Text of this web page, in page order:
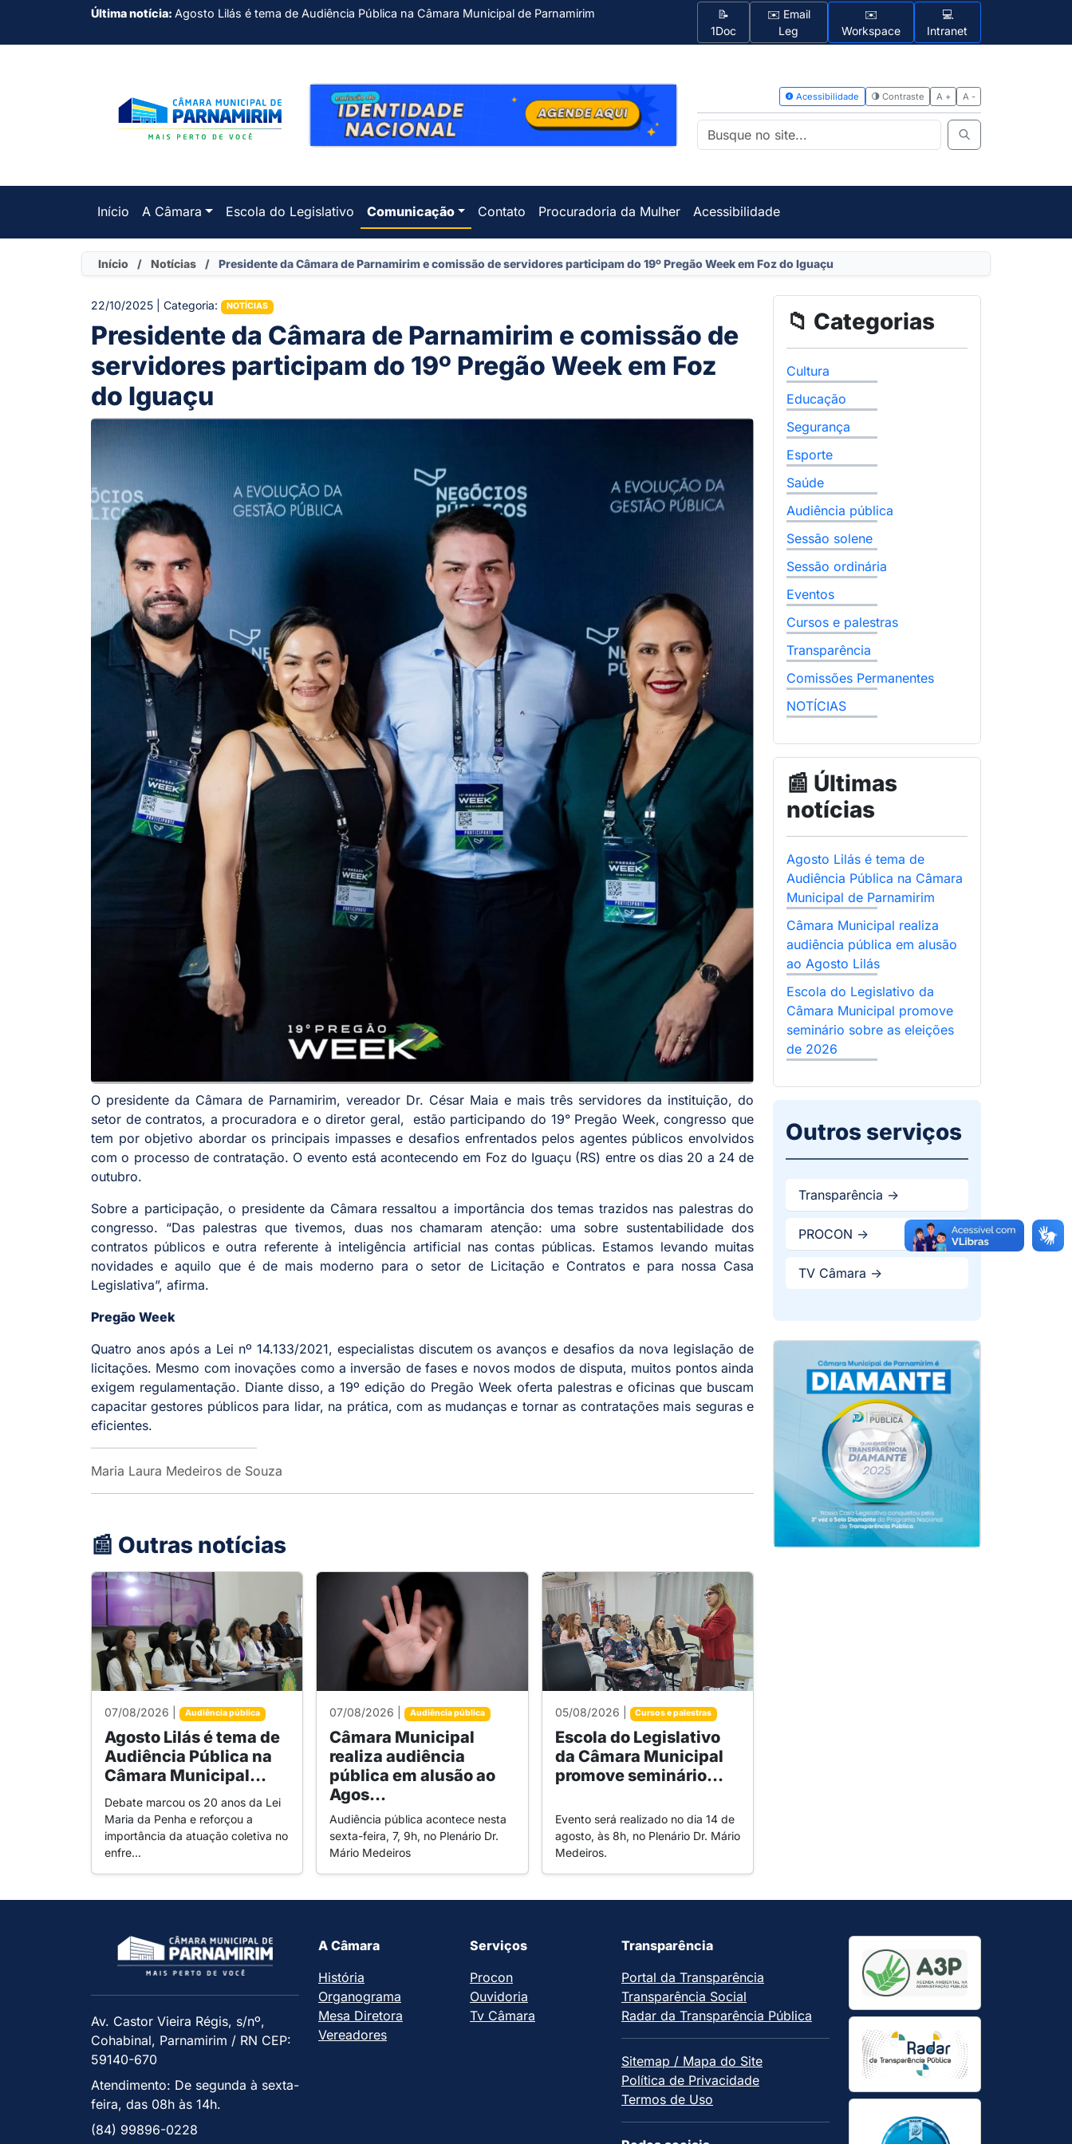
Última notícia: Agosto Lilás é tema de Audiência Pública na Câmara Municipal de Parnamirim
📝
1Doc
✉️ Email
Leg
✉️
Workspace
💻
Intranet
Início A Câmara Escola do Legislativo Comunicação Contato Procuradoria da Mulher Acessibilidade
Início / Notícias / Presidente da Câmara de Parnamirim e comissão de servidores participam do 19º Pregão Week em Foz do Iguaçu
22/10/2025 | Categoria: NOTÍCIAS
Presidente da Câmara de Parnamirim e comissão de
servidores participam do 19º Pregão Week em Foz
do Iguaçu
O presidente da Câmara de Parnamirim, vereador Dr. César Maia e mais três servidores da instituição, do
setor de contratos, a procuradora e o diretor geral, estão participando do 19° Pregão Week, congresso que
tem por objetivo abordar os principais impasses e desafios enfrentados pelos agentes públicos envolvidos
com o processo de contratação. O evento está acontecendo em Foz do Iguaçu (RS) entre os dias 20 a 24 de
outubro.
Sobre a participação, o presidente da Câmara ressaltou a importância dos temas trazidos nas palestras do
congresso. “Das palestras que tivemos, duas nos chamaram atenção: uma sobre sustentabilidade dos
contratos públicos e outra referente à inteligência artificial nas contas públicas. Estamos levando muitas
novidades e aquilo que é de mais moderno para o setor de Licitação e Contratos e para nossa Casa
Legislativa”, afirma.
Pregão Week
Quatro anos após a Lei nº 14.133/2021, especialistas discutem os avanços e desafios da nova legislação de
licitações. Mesmo com inovações como a inversão de fases e novos modos de disputa, muitos pontos ainda
exigem regulamentação. Diante disso, a 19º edição do Pregão Week oferta palestras e oficinas que buscam
capacitar gestores públicos para lidar, na prática, com as mudanças e tornar as contratações mais seguras e
eficientes.
Maria Laura Medeiros de Souza
📰 Outras notícias
07/08/2026 | Audiência pública
Agosto Lilás é tema de
Audiência Pública na
Câmara Municipal...
Debate marcou os 20 anos da Lei
Maria da Penha e reforçou a
importância da atuação coletiva no
enfre...
07/08/2026 | Audiência pública
Câmara Municipal
realiza audiência
pública em alusão ao
Agos...
Audiência pública acontece nesta
sexta-feira, 7, 9h, no Plenário Dr.
Mário Medeiros
05/08/2026 | Cursos e palestras
Escola do Legislativo
da Câmara Municipal
promove seminário...
Evento será realizado no dia 14 de
agosto, às 8h, no Plenário Dr. Mário
Medeiros.
📁 Categorias
Cultura
Educação
Segurança
Esporte
Saúde
Audiência pública
Sessão solene
Sessão ordinária
Eventos
Cursos e palestras
Transparência
Comissões Permanentes
NOTÍCIAS
📰 Últimas
notícias
Agosto Lilás é tema de
Audiência Pública na Câmara
Municipal de Parnamirim
Câmara Municipal realiza
audiência pública em alusão
ao Agosto Lilás
Escola do Legislativo da
Câmara Municipal promove
seminário sobre as eleições
de 2026
Outros serviços
Transparência ->
PROCON ->
TV Câmara ->
Av. Castor Vieira Régis, s/nº,
Cohabinal, Parnamirim / RN CEP:
59140-670
Atendimento: De segunda à sexta-
feira, das 08h às 14h.
(84) 99896-0228
A Câmara
História
Organograma
Mesa Diretora
Vereadores
Serviços
Procon
Ouvidoria
Tv Câmara
Transparência
Portal da Transparência
Transparência Social
Radar da Transparência Pública
Sitemap / Mapa do Site
Política de Privacidade
Termos de Uso